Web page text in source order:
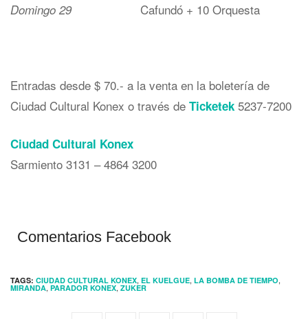
Domingo 29 Cafundó + 10 Orquesta
Entradas desde $ 70.- a la venta en la boletería de
Ciudad Cultural Konex o través de Ticketek 5237-7200
Ciudad Cultural Konex
Sarmiento 3131 – 4864 3200
Comentarios Facebook
TAGS: CIUDAD CULTURAL KONEX, EL KUELGUE, LA BOMBA DE TIEMPO,
MIRANDA, PARADOR KONEX, ZUKER